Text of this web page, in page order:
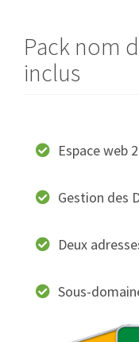
Pack nom
inclus
Espace web
Gestion des
Deux
Sous-